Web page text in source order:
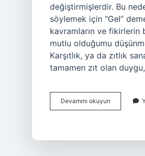
değiştirmişlerdir. Bu
söylemek için “Gel”
kavramların ve fikirlerin
mutlu olduğumu
Karşıtlık, ya da zıtlık
tamamen zıt olan
Devamını okuyun
Sanatı